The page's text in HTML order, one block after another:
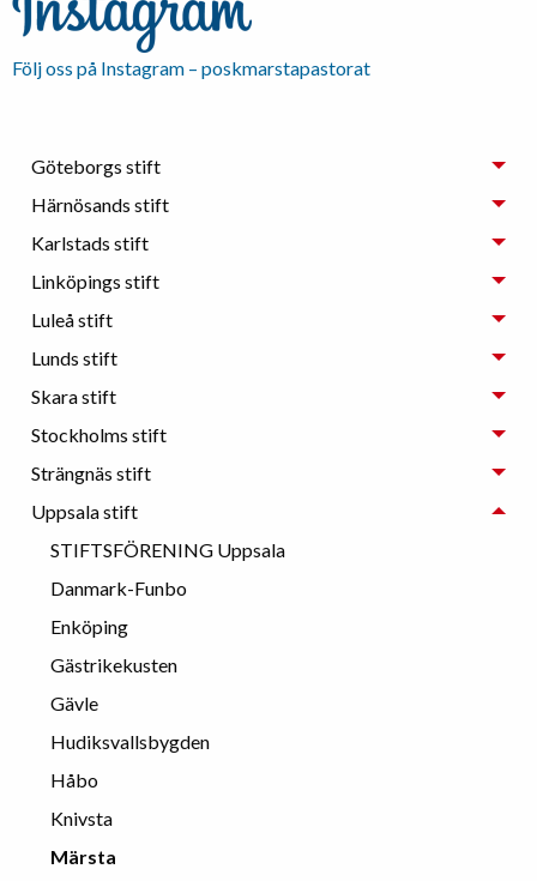
Följ oss på Instagram – poskmarstapastorat
Göteborgs stift
Härnösands stift
Karlstads stift
Linköpings stift
Luleå stift
Lunds stift
Skara stift
Stockholms stift
Strängnäs stift
Uppsala stift
STIFTSFÖRENING Uppsala
Danmark-Funbo
Enköping
Gästrikekusten
Gävle
Hudiksvallsbygden
Håbo
Knivsta
Märsta